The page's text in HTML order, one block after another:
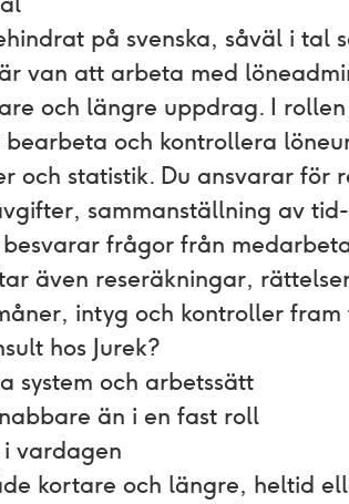
på svenska, såväl i tal
van att arbeta med
och längre uppdrag. I
bearbeta och kontrollera
och statistik. Du ansvarar för
sammanställning av
frågor från
även reseräkningar,
intyg och kontroller fram
hos Jurek?
system och arbetssätt
än i en fast roll
vardagen
kortare och längre, heltid